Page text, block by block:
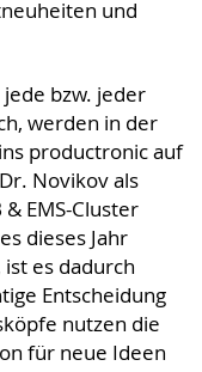
und
bzw. jeder
werden in der
productronic auf
Novikov als
EMS-Cluster
dieses Jahr
es dadurch
Entscheidung
nutzen die
für neue Ideen